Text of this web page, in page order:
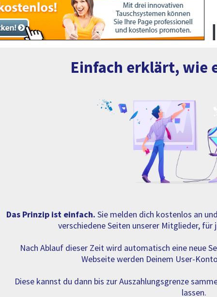
Im
Einfach erklärt, wie
Das Prinzip ist einfach. Sie melden dich kostenlos an
verschiedene Seiten unserer Mitglieder, für
Nach Ablauf dieser Zeit wird automatisch eine neue
Webseite werden Deinem User-
Diese kannst du dann bis zur Auszahlungsgrenze
lassen.